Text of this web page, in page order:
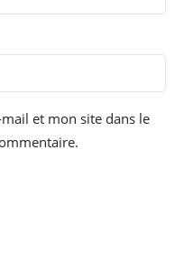
et mon site dans le